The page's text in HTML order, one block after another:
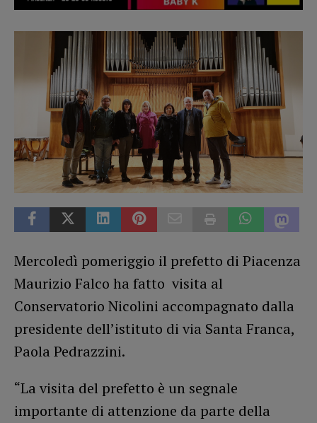
Mercoledì pomeriggio il prefetto di Piacenza
Maurizio Falco ha fatto visita al
Conservatorio Nicolini accompagnato dalla
presidente dell’istituto di via Santa Franca,
Paola Pedrazzini.
“La visita del prefetto è un segnale
importante di attenzione da parte della